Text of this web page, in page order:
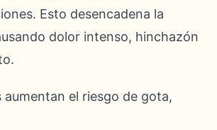
Esto desencadena la
dolor intenso, hinchazón
el riesgo de gota,